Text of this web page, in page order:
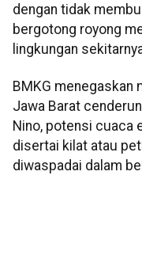
dengan tidak
bergotong royong
lingkungan
BMKG menegaskan
Jawa Barat
Nino, potensi cuaca
disertai kilat atau
diwaspadai dalam